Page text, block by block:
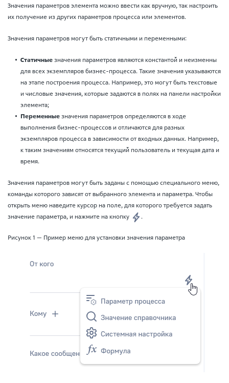
Значения параметров элемента можно ввести как вручную, так настроить
их получение из других параметров процесса или элементов.
Значения параметров могут быть статичными и переменными:
Статичныезначения параметров являются константой и неизменны
для всех экземпляров бизнес-процесса. Такие значения указываются
на этапе построения процесса. Например, это могут быть текстовые
и числовые значения, которые задаются в полях на панели настройки
элемента;
Переменныезначения параметров определяются в ходе
выполнения бизнес-процессов и отличаются для разных
экземпляров процесса в зависимости от входных данных. Например,
к таким значениям относятся текущий пользователь и текущая дата и
время.
Значения параметров могут быть заданы с помощью специального меню,
команды которого зависят от выбранного элемента и параметра. Чтобы
открыть меню наведите курсор на поле, для которого требуется задать
значение параметра, и нажмите на кнопку
.
Рисунок 1 — Пример меню для установки значения параметра